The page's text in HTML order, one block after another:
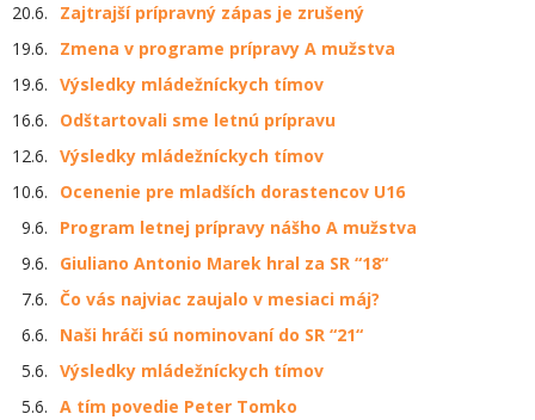
20.6.
Zajtrajší prípravný zápas je zrušený
19.6.
Zmena v programe prípravy A mužstva
19.6. Výsledky mládežníckych tímov
16.6.
Odštartovali sme letnú prípravu
12.6. Výsledky mládežníckych tímov
10.6.
Ocenenie pre mladších dorastencov U16
9.6.
Program letnej prípravy nášho A mužstva
9.6.
Giuliano Antonio Marek hral za SR “18“
7.6. Čo vás najviac zaujalo v mesiaci máj?
6.6.
Naši hráči sú nominovaní do SR “21“
5.6. Výsledky mládežníckych tímov
5.6. A tím povedie Peter Tomko